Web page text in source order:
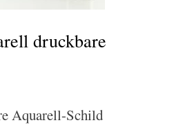
druckbare
Aquarell-Schild